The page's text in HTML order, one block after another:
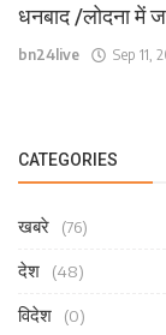
धनबाद /लोदना में
bn24live Sep 11,
CATEGORIES
खबरे (76)
देश (48)
विदेश (0)